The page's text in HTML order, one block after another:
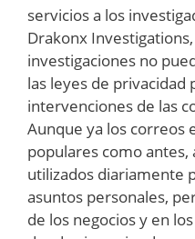
servicios a los
Drakonx
investigaciones no
las leyes de privacidad
intervenciones de las
Aunque ya los correos
populares como antes,
utilizados diariamente
asuntos personales,
de los negocios y en